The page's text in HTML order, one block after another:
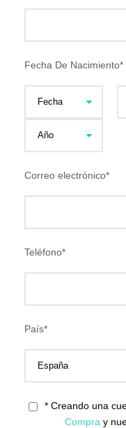
Fecha De Nacimiento*
Correo electrónico*
Teléfono*
País*
* Creando una
Compra y